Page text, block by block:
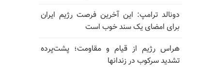
دونالد ترامپ: این آخرین فرصت رژیم ایران
برای امضای یک سند خوب است
هراس رژیم از قیام و مقاومت؛ پشت‌پرده
تشدید سرکوب در زندانها